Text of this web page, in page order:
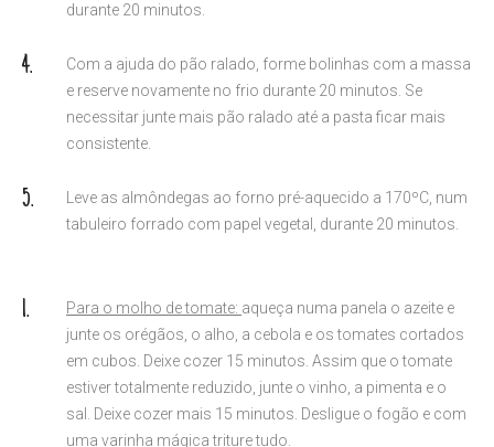
durante 20 minutos.
Com a ajuda do pão ralado, forme bolinhas com a massa
e reserve novamente no frio durante 20 minutos. Se
necessitar junte mais pão ralado até a pasta ficar mais
consistente.
Leve as almôndegas ao forno pré-aquecido a 170ºC, num
tabuleiro forrado com papel vegetal, durante 20 minutos.
Para o molho de tomate: aqueça numa panela o azeite e
junte os orégãos, o alho, a cebola e os tomates cortados
em cubos. Deixe cozer 15 minutos. Assim que o tomate
estiver totalmente reduzido, junte o vinho, a pimenta e o
sal. Deixe cozer mais 15 minutos. Desligue o fogão e com
uma varinha mágica triture tudo.